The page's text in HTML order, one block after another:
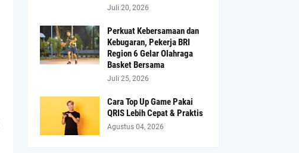
Juli 20, 2026
Perkuat Kebersamaan dan
Kebugaran, Pekerja BRI
Region 6 Gelar Olahraga
Basket Bersama
Juli 25, 2026
Cara Top Up Game Pakai
QRIS Lebih Cepat & Praktis
Agustus 04, 2026